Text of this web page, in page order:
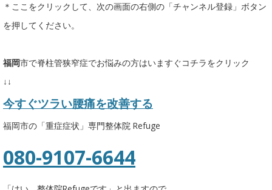
＊ここをクリックして、次の画面の右側の「チャンネル登録」ボタン
を押してください。
福岡市で脊柱管狭窄症でお悩みの方はいますぐコチラをクリック
↓↓
今すぐツラい腰痛を改善する
福岡市の「重症症状」専門整体院 Refuge
080-9107-6644